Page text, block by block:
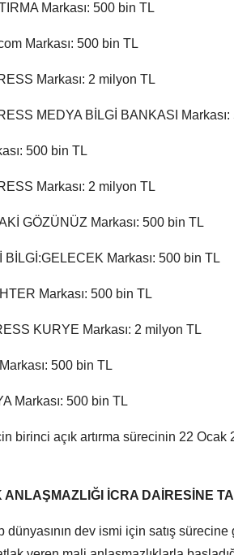
Markası: 500 bin TL
Markası: 500 bin TL
Markası: 2 milyon TL
MEDYA BİLGİ BANKASI Markası:
500 bin TL
Markası: 2 milyon TL
GÖZÜNÜZ Markası: 500 bin TL
BİLGİ:GELECEK Markası: 500 bin TL
Markası: 500 bin TL
KURYE Markası: 2 milyon TL
500 bin TL
Markası: 500 bin TL
birinci açık artırma sürecinin 22
ANLAŞMAZLIĞI İCRA DAİRESİNE
dünyasının dev ismi için satış